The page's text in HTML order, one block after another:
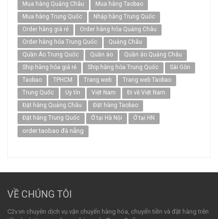
Mua hàng Quảng Châu
Mua hàng Taobao
Mua hàng Trung Quốc
Nhập hàng Trung Quốc
Order hàng giá rẻ
Order hàng hóa Quảng Châu
Order hàng hóa Trung Quốc
Quảng Châu
Quần Áo Trung Quốc
Quần áo
Quần áo Quảng Châu
Ship hàng hóa giá rẻ
Ship hàng hóa Trung Quốc
Sài Gòn
Taobao
TPHCM Trang web
Trang web Taobao
Trung Quốc
Uy tín Việt Nam
Đi về Việt Nam
Đặt hàng Quảng Châu
Đặt hàng Taobao
Đặt hàng Trung Quốc
Ở tại Hà Nội Ở tại HN
order taobao đà nẵng
VỀ CHÚNG TÔI
C2v.vn chuyên dịch vụ vận chuyển hàng hóa, chuyển tiền và đặt hàng trên